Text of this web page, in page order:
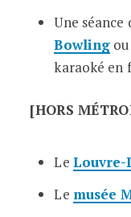
Une
Bowling ou
karaoké en
[HORS
Le Louvre-
Le musée